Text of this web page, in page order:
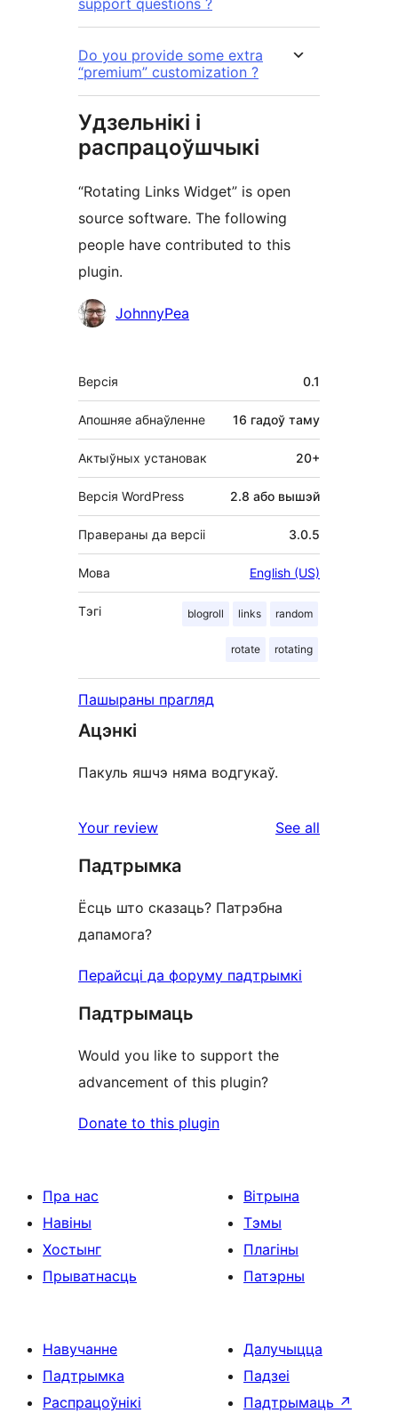
support questions ?
Do you provide some extra
“premium” customization ?
Удзельнікі і
распрацоўшчыкі
“Rotating Links Widget” is open
source software. The following
people have contributed to this
plugin.
УдзельнікіJohnnyPea
Мета
Версія 0.1
Апошняе абнаўленне 16 гадоў таму
Актыўных установак 20+
Версія WordPress 2.8 або вышэй
Правераны да версіі 3.0.5
Мова English (US)
Тэгі blogroll links random
rotate rotating
Пашыраны прагляд
Ацэнкі
Пакуль яшчэ няма водгукаў.
Your review See all
Падтрымка
Ёсць што сказаць? Патрэбна
дапамога?
Перайсці да форуму падтрымкі
Падтрымаць
Would you like to support the
advancement of this plugin?
Donate to this plugin
Пра нас
Навіны
Хостынг
Прыватнасць
Вітрына
Тэмы
Плагіны
Патэрны
Навучанне
Падтрымка
Распрацоўнікі
Далучыцца
Падзеі
Падтрымаць ↗